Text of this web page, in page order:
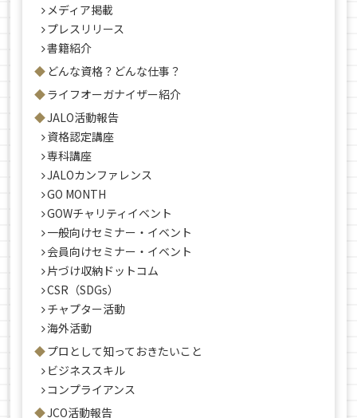
メディア掲載
プレスリリース
書籍紹介
どんな資格？どんな仕事？
ライフオーガナイザー紹介
JALO活動報告
資格認定講座
専科講座
JALOカンファレンス
GO MONTH
GOWチャリティイベント
一般向けセミナー・イベント
会員向けセミナー・イベント
片づけ収納ドットコム
CSR（SDGs）
チャプター活動
海外活動
プロとして知っておきたいこと
ビジネススキル
コンプライアンス
JCO活動報告